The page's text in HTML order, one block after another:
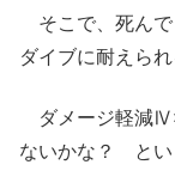
そこで、死んで
ダイブに耐えら
ダメージ軽減
ないかな？ とい